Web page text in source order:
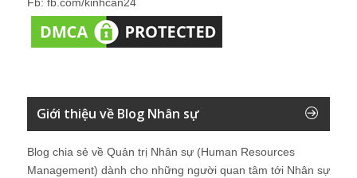
Fb: fb.com/kinhcan24
Giới thiệu về Blog Nhân sự
Blog chia sẻ về Quản trị Nhân sự (Human Resources
Management) dành cho những người quan tâm tới Nhân sự